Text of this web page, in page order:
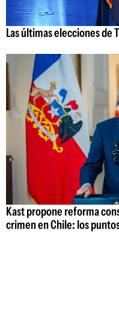
Las últimas elecciones de
Kast propone reforma
crimen en Chile: los